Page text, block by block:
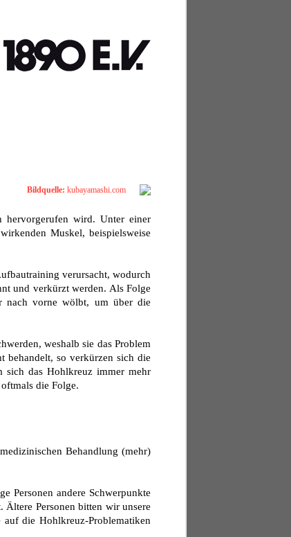
Bildquelle: kubayamashi.com
hervorgerufen wird. Unter einer
Muskel, beispielsweise
verursacht, wodurch
und verkürzt werden. Als Folge
nach vorne wölbt, um über die
weshalb sie das Problem
behandelt, so verkürzen sich die
sich das Hohlkreuz immer mehr
die Folge.
Behandlung (mehr)
Personen andere Schwerpunkte
Personen bitten wir unsere
auf die Hohlkreuz-Problematiken